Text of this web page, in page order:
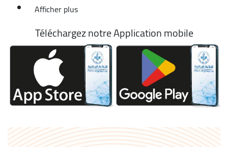
Afficher plus
Téléchargez notre Application mobile